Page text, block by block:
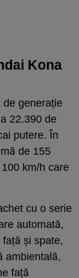
Kona
de generație
22.390 de
putere. În
de 155
km/h care
cu o serie
automată,
și spate,
ambientală,
față